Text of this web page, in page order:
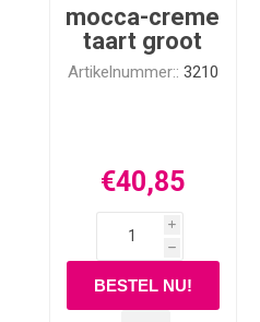
mocca-creme
taart groot
Artikelnummer:: 3210
€40,85
i
h